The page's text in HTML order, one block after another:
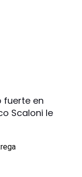
fuerte en
Scaloni le